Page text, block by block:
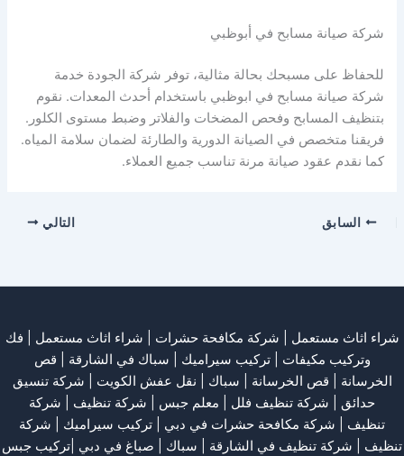
شركة صيانة مسابح في أبوظبي
للحفاظ على مسبحك بحالة مثالية، توفر شركة الجودة خدمة
شركة صيانة مسابح في ابوظبي باستخدام أحدث المعدات. نقوم
بتنظيف المسابح وفحص المضخات والفلاتر وضبط مستوى الكلور.
فريقنا متخصص في الصيانة الدورية والطارئة لضمان سلامة المياه.
كما نقدم عقود صيانة مرنة تناسب جميع العملاء.
السابق التالي
شراء اثاث مستعمل شركة مكافحة حشرات شراء اثاث مستعمل
فك
وتركيب مكيفات | تركيب سيراميك | سباك في الشارقة
قص
الخرسانة | قص الخرسانة | سباك نقل عفش الكويت
شركة تنسيق
حدائق
شركة تنظيف فلل معلم جبس شركة تنظيف
شركة
تنظيف
شركة مكافحة حشرات في دبي تركيب سيراميك
شركة
تنظيف
شركة تنظيف في الشارقة | سباك | صباغ في دبي |تركيب جبس